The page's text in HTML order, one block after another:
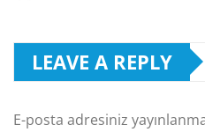
LEAVE A REPLY
E-posta adresiniz